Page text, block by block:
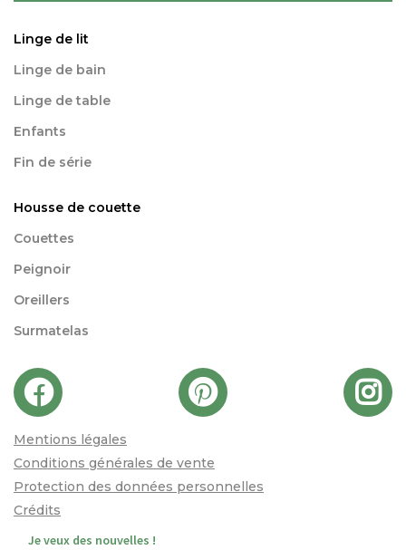
Linge de lit
Linge de bain
Linge de table
Enfants
Fin de série
Housse de couette
Couettes
Peignoir
Oreillers
Surmatelas
Mentions légales
Conditions générales de vente
Protection des données personnelles
Crédits
Je veux des nouvelles !